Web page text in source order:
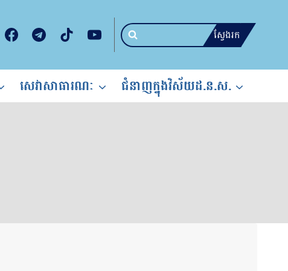
ស្វែងរក
សេវាសាធារណៈ ជំនាញក្នុងវិស័យដ.ន.ស.